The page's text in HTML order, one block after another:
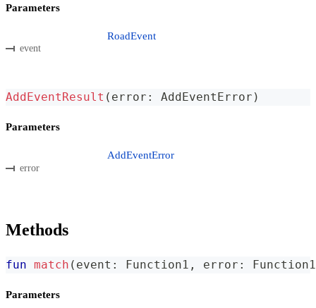
Parameters
event
RoadEvent
AddEventResult ( error : AddEventError )
Parameters
error
AddEventError
Methods
fun match ( event : Function1 , error : Function1
Parameters